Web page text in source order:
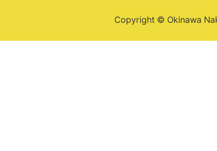
Copyright © Okinawa